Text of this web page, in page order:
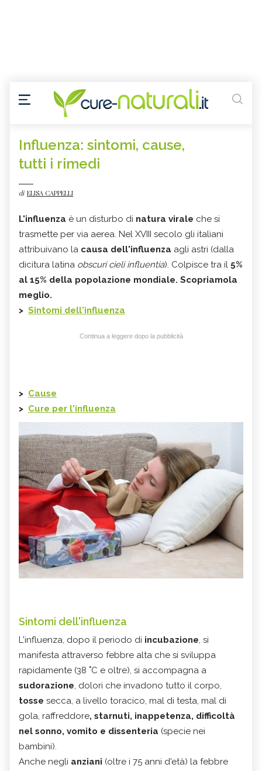
Influenza: sintomi, cause,
tutti i rimedi
di ELISA CAPPELLI
L'influenza è un disturbo di natura virale che si
trasmette per via aerea. Nel XVIII secolo gli italiani
attribuivano la causa dell'influenza agli astri (dalla
dicitura latina obscuri cieli influentia). Colpisce tra il 5%
al 15% della popolazione mondiale. Scopriamola
meglio.
> Sintomi dell'influenza
Continua a leggere dopo la pubblicità
> Cause
> Cure per l'influenza
Sintomi dell'influenza
L'influenza, dopo il periodo di incubazione, si
manifesta attraverso febbre alta che si sviluppa
rapidamente (38 ˚C e oltre), si accompagna a
sudorazione, dolori che invadono tutto il corpo,
tosse secca, a livello toracico, mal di testa, mal di
gola, raffreddore, starnuti, inappetenza, difficoltà
nel sonno, vomito e dissenteria (specie nei
bambini).
Anche negli anziani (oltre i 75 anni d'età) la febbre